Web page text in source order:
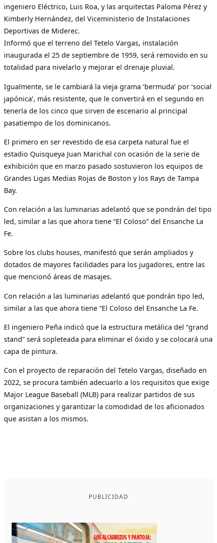
ingeniero Eléctrico, Luis Roa, y las arquitectas Paloma Pérez y
Kimberly Hernández, del Viceministerio de Instalaciones
Deportivas de Miderec.
Informó que el terreno del Tetelo Vargas, instalación
inaugurada el 25 de septiembre de 1959, será removido en su
totalidad para nivelarlo y mejorar el drenaje pluvial.
Igualmente, se le cambiará la vieja grama ‘bermuda’ por ‘social
japónica’, más resistente, que le convertirá en el segundo en
tenerla de los cinco que sirven de escenario al principal
pasatiempo de los dominicanos.
El primero en ser revestido de esa carpeta natural fue el
estadio Quisqueya Juan Marichal con ocasión de la serie de
exhibición que en marzo pasado sostuvieron los equipos de
Grandes Ligas Medias Rojas de Boston y los Rays de Tampa
Bay.
Con relación a las luminarias adelantó que se pondrán del tipo
led, similar a las que ahora tiene “El Coloso” del Ensanche La
Fe.
Sobre los clubs houses, manifestó que serán ampliados y
dotados de mayores facilidades para los jugadores, entre las
que mencionó áreas de masajes.
Con relación a las luminarias adelantó que pondrán tipo led,
similar a las que ahora tiene “El Coloso del Ensanche La Fe.
El ingeniero Peña indicó que la estructura metálica del “grand
stand” será sopleteada para eliminar el óxido y se colocará una
capa de pintura.
Con el proyecto de reparación del Tetelo Vargas, diseñado en
2022, se procura también adecuarlo a los requisitos que exige
Major League Baseball (MLB) para realizar partidos de sus
organizaciones y garantizar la comodidad de los aficionados
que asistan a los mismos.
PUBLICIDAD